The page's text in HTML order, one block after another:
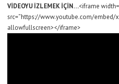
VİDEOYU İZLEMEK İÇİN…<iframe
src=”https://www.youtube.com/embed/
allowfullscreen></iframe>